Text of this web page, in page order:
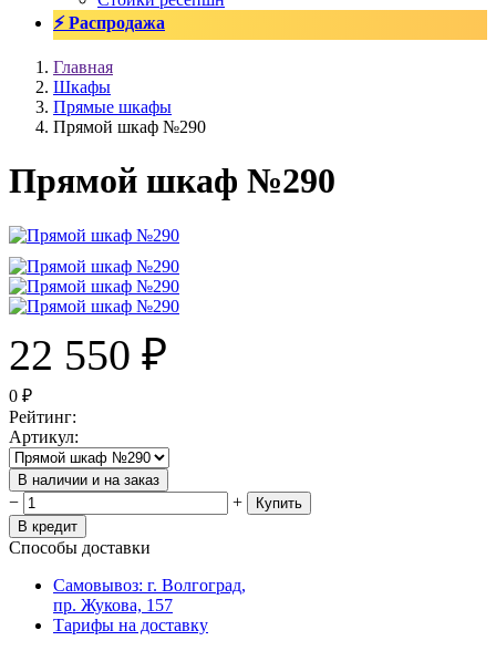
⚡ Распродажа
Главная
Шкафы
Прямые шкафы
Прямой шкаф №290
Прямой шкаф №290
22 550 ₽
0 ₽
Рейтинг:
Артикул:
В наличии и на заказ
− +
Купить
В кредит
Способы доставки
Самовывоз: г. Волгоград,
пр. Жукова, 157
Тарифы на доставку